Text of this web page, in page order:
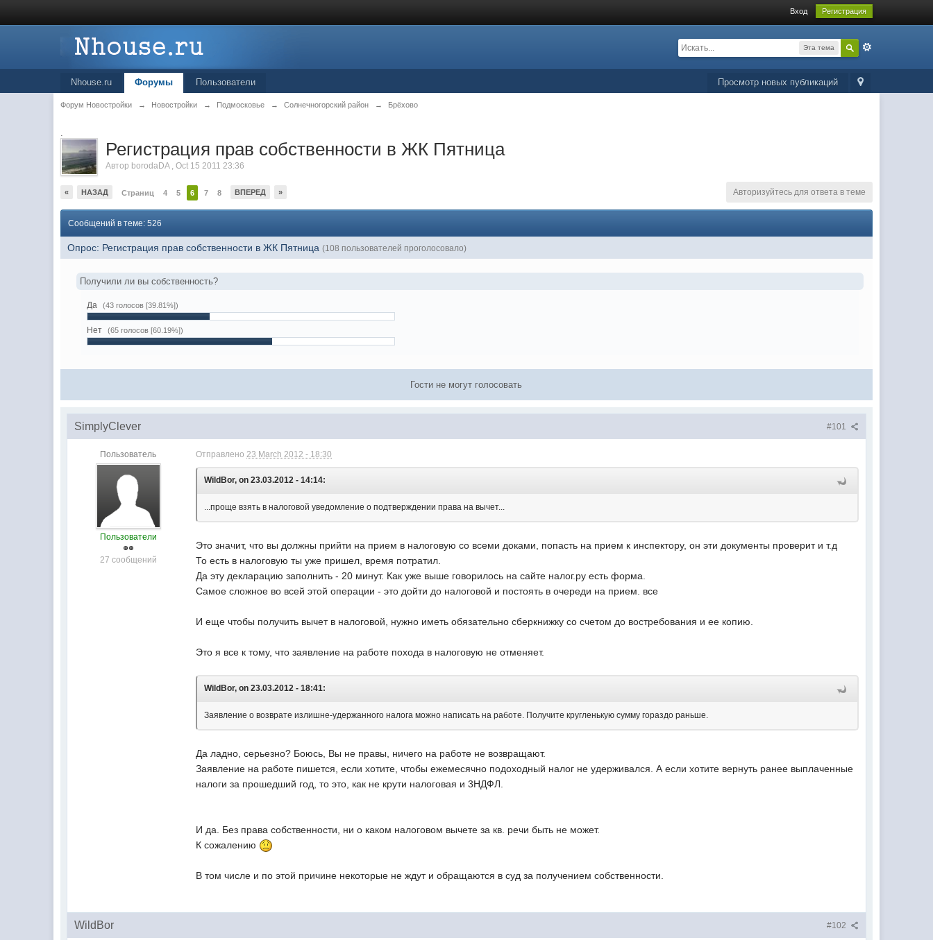
Вход Регистрация
Эта тема
Просмотр новых публикаций
Nhouse.ru Форумы Пользователи
Форум Новостройки → Новостройки → Подмосковье → Солнечногорский район → Брёхово
.
Регистрация прав собственности в ЖК Пятница
Автор borodaDA ,Oct 15 2011 23:36
« НАЗАД Страниц 4 5 6 7 8 ВПЕРЕД » Авторизуйтесь для ответа в теме
Сообщений в теме: 526
Опрос: Регистрация прав собственности в ЖК Пятница(108 пользователей проголосовало)
Получили ли вы собственность?
Да (43 голосов [39.81%])
Нет (65 голосов [60.19%])
Гости не могут голосовать
#101
SimplyClever
Пользователь
Пользователи
27 сообщений
Отправлено23 March 2012 - 18:30
WildBor, on 23.03.2012 - 14:14:
...проще взять в налоговой уведомление о подтверждении права на вычет...
Это значит, что вы должны прийти на прием в налоговую со всеми доками, попасть на прием к инспектору, он эти документы проверит и т.д
То есть в налоговую ты уже пришел, время потратил.
Да эту декларацию заполнить - 20 минут. Как уже выше говорилось на сайте налог.ру есть форма.
Самое сложное во всей этой операции - это дойти до налоговой и постоять в очереди на прием. все
И еще чтобы получить вычет в налоговой, нужно иметь обязательно сберкнижку со счетом до востребования и ее копию.
Это я все к тому, что заявление на работе похода в налоговую не отменяет.
WildBor, on 23.03.2012 - 18:41:
Заявление о возврате излишне-удержанного налога можно написать на работе. Получите кругленькую сумму гораздо раньше.
Да ладно, серьезно? Боюсь, Вы не правы, ничего на работе не возвращают.
Заявление на работе пишется, если хотите, чтобы ежемесячно подоходный налог не удерживался. А если хотите вернуть ранее выплаченные
налоги за прошедший год, то это, как не крути налоговая и 3НДФЛ.
И да. Без права собственности, ни о каком налоговом вычете за кв. речи быть не может.
К сожалению
В том числе и по этой причине некоторые не ждут и обращаются в суд за получением собственности.
#102
WildBor